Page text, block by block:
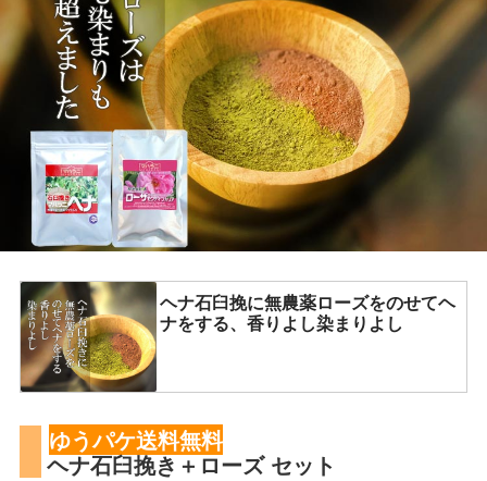
ヘナ石臼挽に無農薬ローズをのせてヘ
ナをする、香りよし染まりよし
ゆうパケ送料無料
ヘナ石臼挽き＋ローズ セット